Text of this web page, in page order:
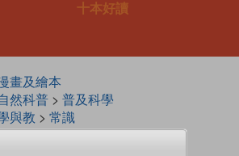
十本好讀
畫及繪本
然科普> 普及科學
與教 > 常識
EXPLORER